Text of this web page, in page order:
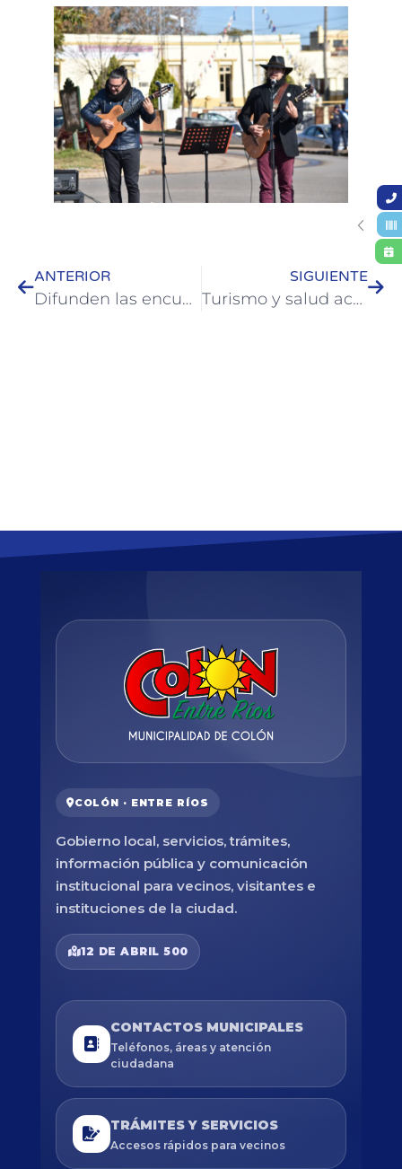
ANTERIOR
Difunden las encuestas realizadas a prestadores y a turistas
SIGUIENTE
Turismo y salud acompañan a gastronómicos para la aplicación de protocolos
COLÓN · ENTRE RÍOS
Gobierno local, servicios, trámites,
información pública y comunicación
institucional para vecinos, visitantes e
instituciones de la ciudad.
12 DE ABRIL 500
CONTACTOS MUNICIPALES
Teléfonos, áreas y atención
ciudadana
TRÁMITES Y SERVICIOS
Accesos rápidos para vecinos